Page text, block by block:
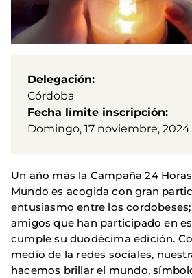
Delegación
Córdoba
Fecha límite inscripción
Domingo, 17 noviembre, 2024
Un año más la Campaña 24
Mundo es acogida con gran
entusiasmo entre los
amigos que han participado en
cumple su duodécima edición.
medio de la redes sociales,
hacemos brillar el mundo,